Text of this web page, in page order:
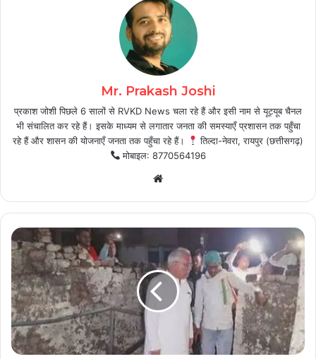
Mr. Prakash Joshi
प्रकाश जोशी पिछले 6 सालों से RVKD News चला रहे हैं और इसी नाम से यूट्यूब चैनल
भी संचालित कर रहे हैं। इसके माध्यम से लगातार जनता की समस्याएँ प्रशासन तक पहुँचा
रहे हैं और शासन की योजनाएँ जनता तक पहुँचा रहे हैं।
तिल्दा-नेवरा, रायपुर (छत्तीसगढ़)
मोबाइल: 8770564196
Website